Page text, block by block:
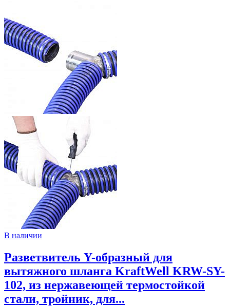
В наличии
Разветвитель Y-образный для
вытяжного шланга KraftWell KRW-SY-
102, из нержавеющей термостойкой
стали, тройник, для...